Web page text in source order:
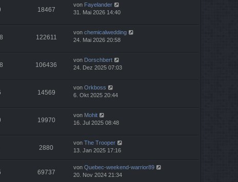
18467
von Fayelander
31. Mai 2026 14:40
122611
von chemicalwedding
24. Mai 2026 20:58
106436
von Dorschbert
24. Dez 2025 07:03
14569
von Orkboss
6. Okt 2025 20:44
19970
von Mohit
16. Jul 2025 08:48
2880
von The Trooper
13. Jan 2025 17:16
69737
von Quebec-weekend-warrior89
20. Nov 2024 21:34